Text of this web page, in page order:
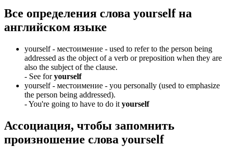
Все определения слова yourselfна
английском языке
yourself - местоимение - used to refer to the person being
addressed as the object of a verb or preposition when they are
also the subject of the clause.
- See foryourself
yourself - местоимение - you personally (used to emphasize
the person being addressed).
-You're going to have to do it yourself
Ассоциация, чтобы запомнить
произношение слова yourself